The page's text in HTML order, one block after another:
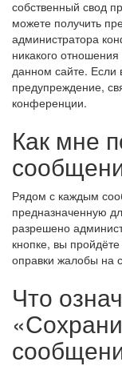
собственный свод
можете получить
администратора
никакого
данном сайте. Если
предупреждение,
конференции.
Как мне
Рядом с каждым
предназначенную
разрешено
кнопке, вы
оправки жалобы на
Что